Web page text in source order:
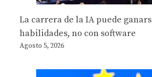
La carrera de la IA puede
habilidades, no con software
Agosto 5, 2026